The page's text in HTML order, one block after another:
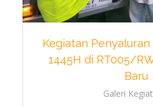
Kegiatan
1445H di RT005/
Baru
Galeri